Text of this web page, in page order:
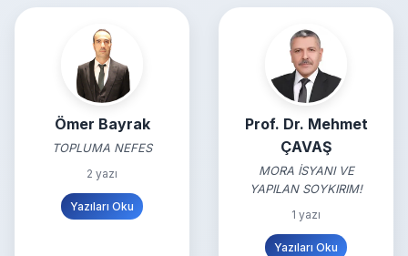
Ömer Bayrak
TOPLUMA NEFES
2 yazı
Yazıları Oku
Prof. Dr. Mehmet
ÇAVAŞ
MORA İSYANI VE
YAPILAN SOYKIRIM!
1 yazı
Yazıları Oku